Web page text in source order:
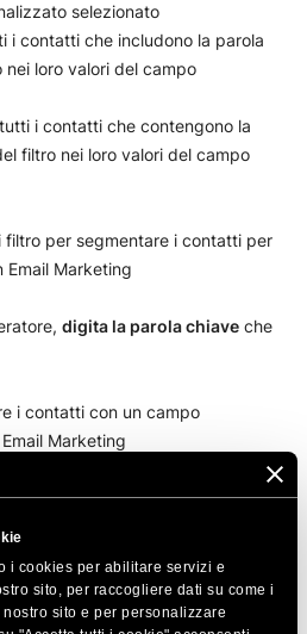
i cookies per abilitare servizi e
sito, per raccogliere dati su come i
sito e per personalizzare
selezionato
i contatti che includono la parola
loro valori del campo
i contatti che contengono la
filtro nei loro valori del campo
digita la parola chiave che
èMenu a tendina, puoi
filtrare i contatti in base alle